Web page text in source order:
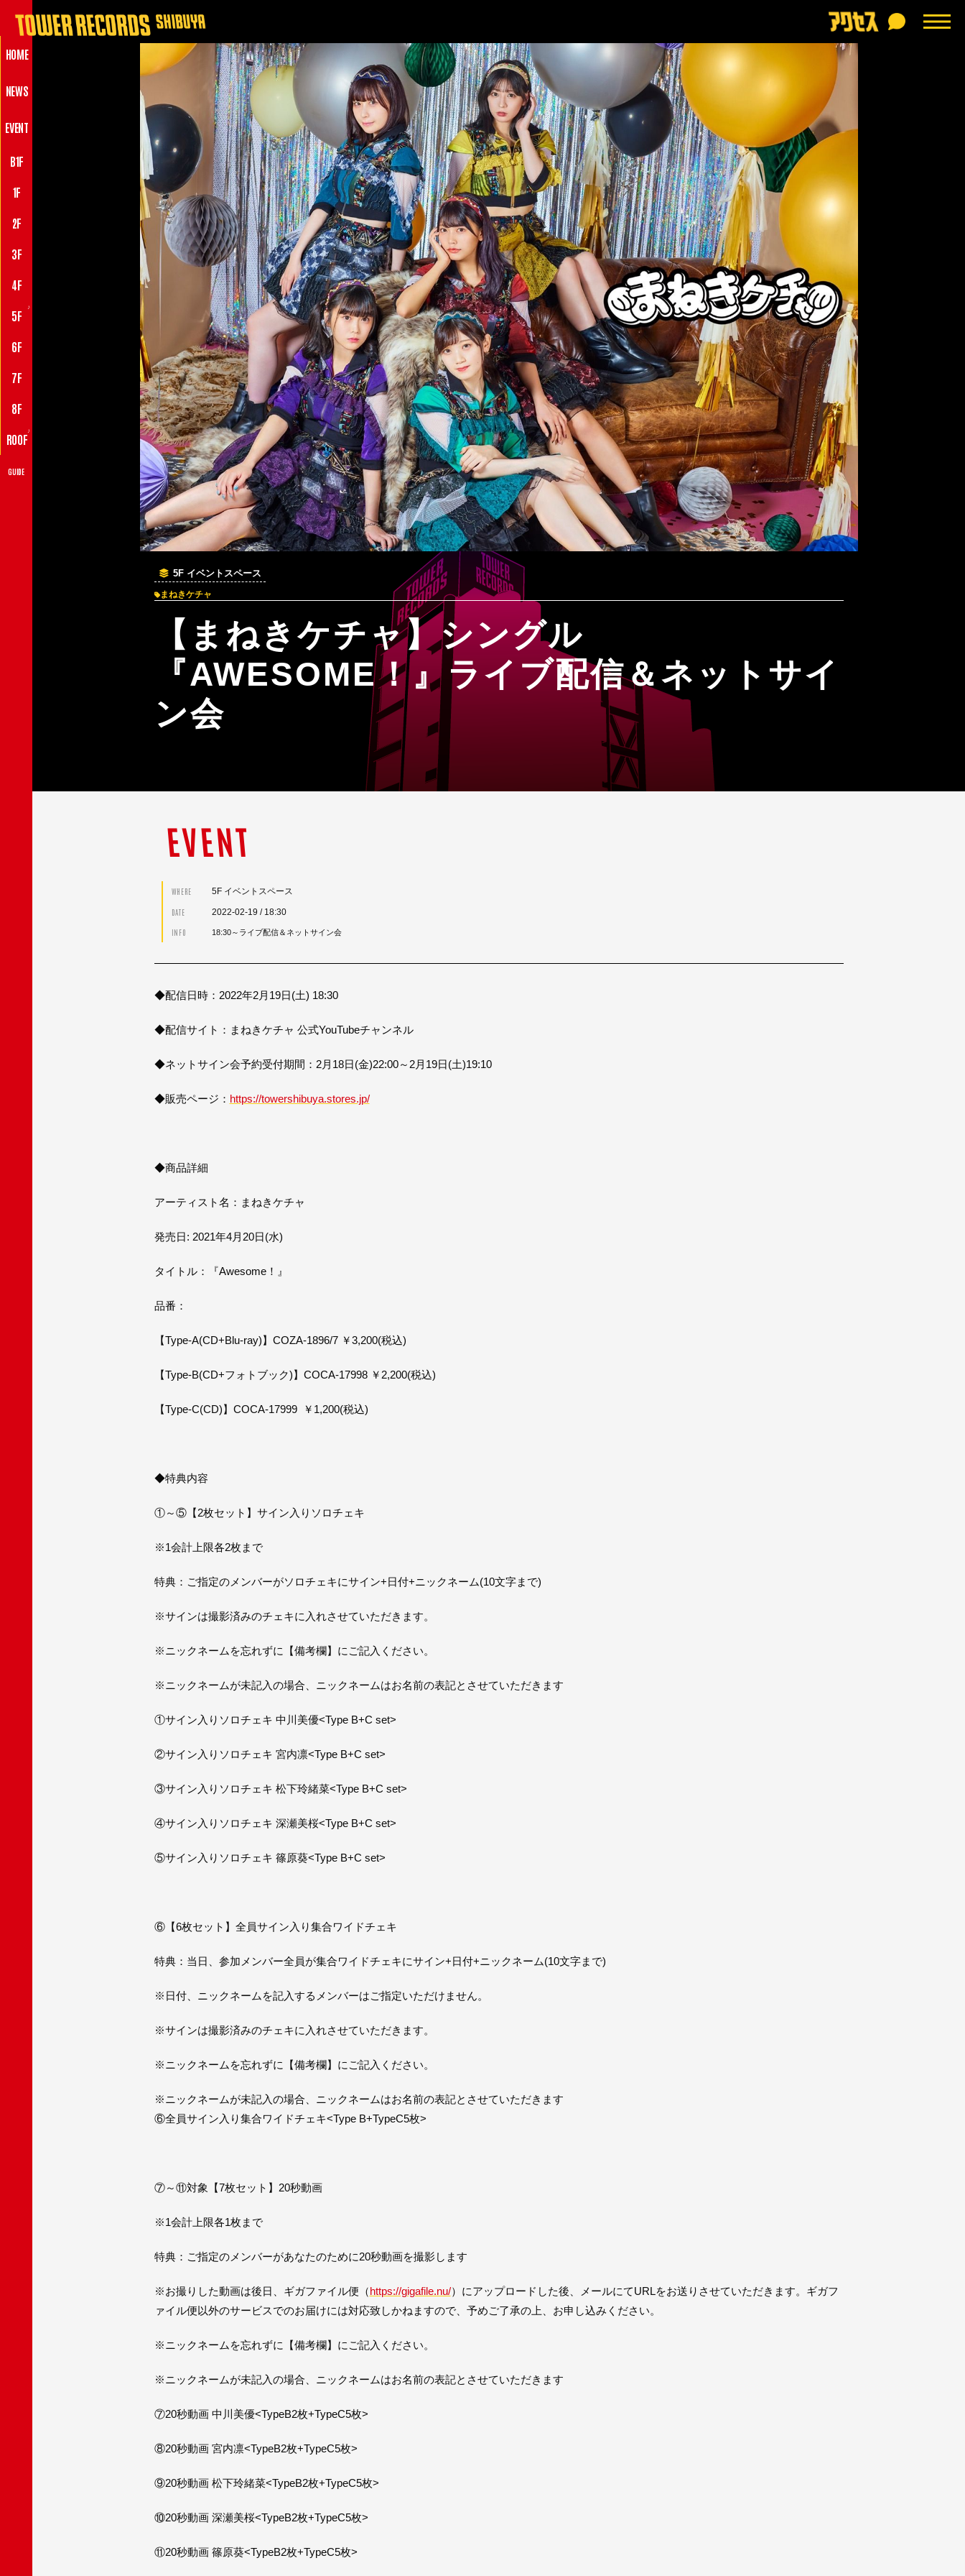
HOME
NEWS
EVENT
B1F
1F
2F
3F
4F
5F
♪
6F
7F
8F
ROOF
♪
GUIDE
5F イベントスペース
まねきケチャ
【まねきケチャ】シングル
『AWESOME！』ライブ配信＆ネットサイ
ン会
EVENT
WHERE 5F イベントスペース
DATE 2022-02-19 / 18:30
INFO 18:30～ライブ配信＆ネットサイン会
◆配信日時：2022年2月19日(土) 18:30
◆配信サイト：まねきケチャ 公式YouTubeチャンネル
◆ネットサイン会予約受付期間：2月18日(金)22:00～2月19日(土)19:10
◆販売ページ： https://towershibuya.stores.jp/
◆商品詳細
アーティスト名：まねきケチャ
発売日: 2021年4月20日(水)
タイトル：『Awesome！』
品番：
【Type-A(CD+Blu-ray)】COZA-1896/7 ￥3,200(税込)
【Type-B(CD+フォトブック)】COCA-17998 ￥2,200(税込)
【Type-C(CD)】COCA-17999 ￥1,200(税込)
◆特典内容
①～⑤【2枚セット】サイン入りソロチェキ
※1会計上限各2枚まで
特典：ご指定のメンバーがソロチェキにサイン+日付+ニックネーム(10文字まで)
※サインは撮影済みのチェキに入れさせていただきます。
※ニックネームを忘れずに【備考欄】にご記入ください。
※ニックネームが未記入の場合、ニックネームはお名前の表記とさせていただきます
①サイン入りソロチェキ 中川美優<Type B+C set>
②サイン入りソロチェキ 宮内凛<Type B+C set>
③サイン入りソロチェキ 松下玲緒菜<Type B+C set>
④サイン入りソロチェキ 深瀬美桜<Type B+C set>
⑤サイン入りソロチェキ 篠原葵<Type B+C set>
⑥【6枚セット】全員サイン入り集合ワイドチェキ
特典：当日、参加メンバー全員が集合ワイドチェキにサイン+日付+ニックネーム(10文字まで)
※日付、ニックネームを記入するメンバーはご指定いただけません。
※サインは撮影済みのチェキに入れさせていただきます。
※ニックネームを忘れずに【備考欄】にご記入ください。
※ニックネームが未記入の場合、ニックネームはお名前の表記とさせていただきます
⑥全員サイン入り集合ワイドチェキ<Type B+TypeC5枚>
⑦～⑪対象【7枚セット】20秒動画
※1会計上限各1枚まで
特典：ご指定のメンバーがあなたのために20秒動画を撮影します
※お撮りした動画は後日、ギガファイル便（https://gigafile.nu/）にアップロードした後、メールにてURLをお送りさせていただきます。ギガフ
ァイル便以外のサービスでのお届けには対応致しかねますので、予めご了承の上、お申し込みください。
※ニックネームを忘れずに【備考欄】にご記入ください。
※ニックネームが未記入の場合、ニックネームはお名前の表記とさせていただきます
⑦20秒動画 中川美優<TypeB2枚+TypeC5枚>
⑧20秒動画 宮内凛<TypeB2枚+TypeC5枚>
⑨20秒動画 松下玲緒菜<TypeB2枚+TypeC5枚>
⑩20秒動画 深瀬美桜<TypeB2枚+TypeC5枚>
⑪20秒動画 篠原葵<TypeB2枚+TypeC5枚>